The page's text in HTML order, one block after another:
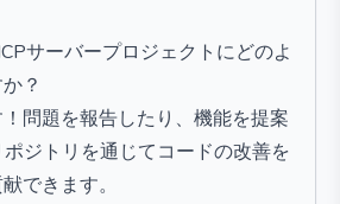
サーバープロジェクトにどのよ
？
問題を報告したり、機能を提案
ジトリを通じてコードの改善を
できます。